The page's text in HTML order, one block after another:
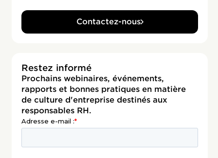
Contactez-nous
Restez informé
Prochains webinaires, événements,
rapports et bonnes pratiques en matière
de culture d'entreprise destinés aux
responsables RH.